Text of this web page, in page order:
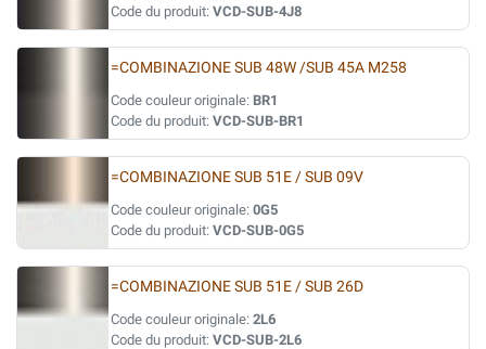
Code du produit: VCD-SUB-4J8
=COMBINAZIONE SUB 48W /SUB 45A M258
Code couleur originale: BR1
Code du produit: VCD-SUB-BR1
=COMBINAZIONE SUB 51E / SUB 09V
Code couleur originale: 0G5
Code du produit: VCD-SUB-0G5
=COMBINAZIONE SUB 51E / SUB 26D
Code couleur originale: 2L6
Code du produit: VCD-SUB-2L6